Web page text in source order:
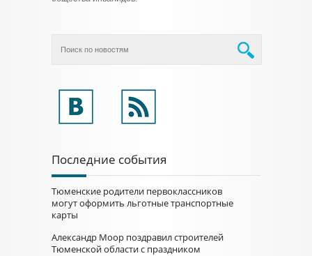
Последние события
Тюменские родители первоклассников
могут оформить льготные транспортные
карты
Александр Моор поздравил строителей
Тюменской области с праздником